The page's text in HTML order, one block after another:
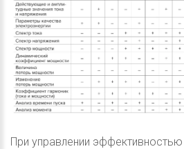
При управлении